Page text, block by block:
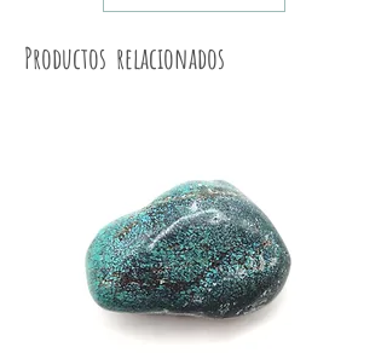
Productos relacionados